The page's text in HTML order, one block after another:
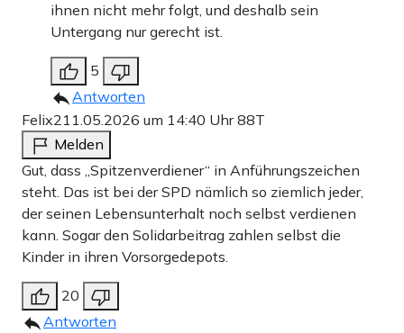
ihnen nicht mehr folgt, und deshalb sein
Untergang nur gerecht ist.
5
Antworten
Felix211.05.2026 um 14:40 Uhr88T
Melden
Gut, dass „Spitzenverdiener“ in Anführungszeichen
steht. Das ist bei der SPD nämlich so ziemlich jeder,
der seinen Lebensunterhalt noch selbst verdienen
kann. Sogar den Solidarbeitrag zahlen selbst die
Kinder in ihren Vorsorgedepots.
20
Antworten